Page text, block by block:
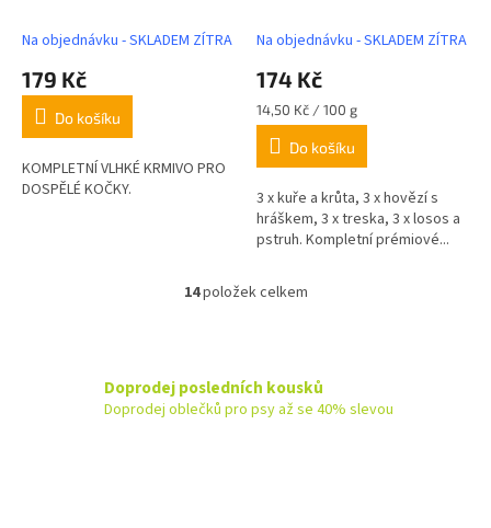
Na objednávku - SKLADEM ZÍTRA
179 Kč
Do košíku
KOMPLETNÍ VLHKÉ KRMIVO PRO
DOSPĚLÉ KOČKY.
Na objednávku - SKLADEM ZÍTRA
174 Kč
Měrná
cena:
14,50 Kč / 100 g
Do košíku
3 x kuře a krůta, 3 x hovězí s
hráškem, 3 x treska, 3 x losos a
pstruh. Kompletní prémiové...
O
d
a
14položek celkem
Doprodej posledních kousků
Doprodej oblečků pro psy až se 40% slevou